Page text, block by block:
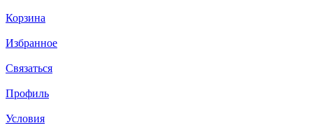
Корзина
Избранное
Связаться
Профиль
Условия